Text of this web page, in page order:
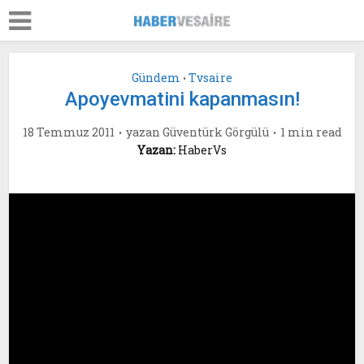
Gündem • Tvsaire
Apoyevmatini kapanmasın!
18 Temmuz 2011 yazan Güventürk Görgülü
1 min read
Yazan: HaberVs